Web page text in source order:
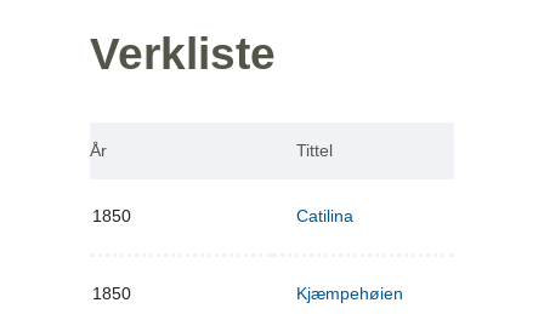
Verkliste
År Tittel
1850 Catilina
1850 Kjæmpehøien